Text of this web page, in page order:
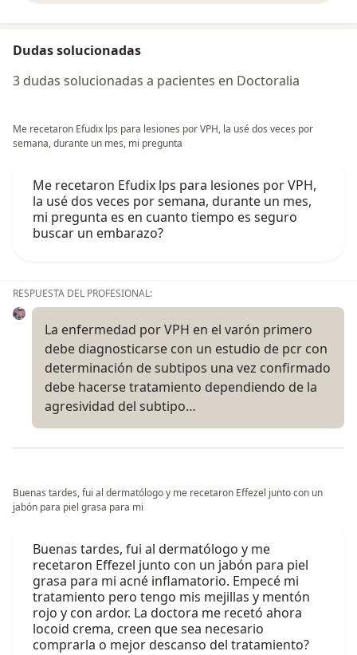
Dudas solucionadas
3 dudas solucionadas a pacientes en Doctoralia
Me recetaron Efudix lps para lesiones por VPH, la usé dos veces por
semana, durante un mes, mi pregunta
Me recetaron Efudix lps para lesiones por VPH,
la usé dos veces por semana, durante un mes,
mi pregunta es en cuanto tiempo es seguro
buscar un embarazo?
RESPUESTA DEL PROFESIONAL:
La enfermedad por VPH en el varón primero
debe diagnosticarse con un estudio de pcr con
determinación de subtipos una vez confirmado
debe hacerse tratamiento dependiendo de la
agresividad del subtipo…
Buenas tardes, fui al dermatólogo y me recetaron Effezel junto con un
jabón para piel grasa para mi
Buenas tardes, fui al dermatólogo y me
recetaron Effezel junto con un jabón para piel
grasa para mi acné inflamatorio. Empecé mi
tratamiento pero tengo mis mejillas y mentón
rojo y con ardor. La doctora me recetó ahora
locoid crema, creen que sea necesario
comprarla o mejor descanso del tratamiento?